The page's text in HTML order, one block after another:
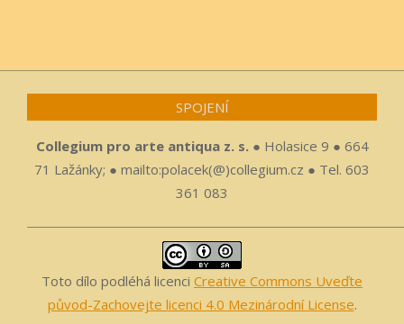
SPOJENÍ
Collegium pro arte antiqua z. s. ● Holasice 9 ● 664
71 Lažánky; ● mailto:polacek(@)collegium.cz ● Tel. 603
361 083
Toto dílo podléhá licenci Creative Commons Uveďte
původ-Zachovejte licenci 4.0 Mezinárodní License.